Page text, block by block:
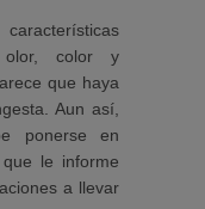
olor, color y
que haya
Aun así,
ponerse en
le informe
a llevar